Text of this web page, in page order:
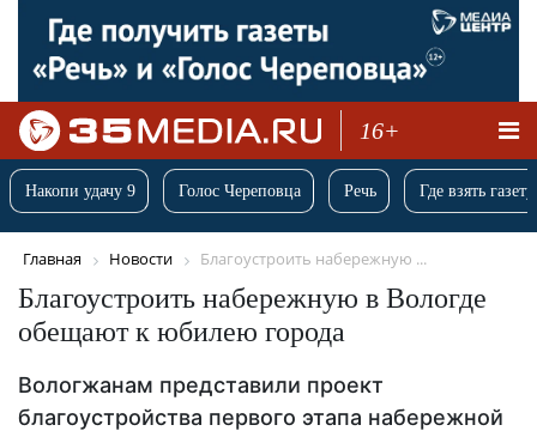
16+
Накопи удачу 9 Голос Череповца Речь Где взять
Главная Новости Благоустроить набережную ...
Благоустроить набережную в Вологде
обещают к юбилею города
Вологжанам представили проект
благоустройства первого этапа набережной